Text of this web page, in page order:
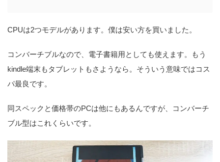
CPUは2つモデルがあります。僕は安い方を買いました。
コンバーチブルなので、電子書籍用としても使えます。もう
kindle端末もタブレットもさようなら。そういう意味ではコス
パ最良です。
同スペックと価格帯のPCは他にもあるんですが、コンバーチ
ブル型はこれくらいです。